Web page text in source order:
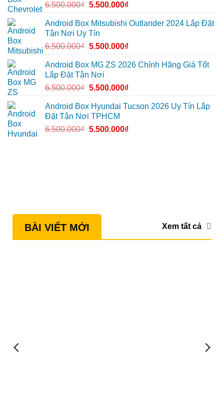
Đức
vì
màn
zin
giới
6.500.000₫ 5.500.000₫
Android Box Mitsubishi Outlander 2024 Lắp Đặt
Tận Nơi Uy Tín
6.500.000₫ 5.500.000₫
Android Box MG ZS 2026 Chính Hãng Giá Tốt
Lắp Đặt Tận Nơi
6.500.000₫ 5.500.000₫
Android Box Hyundai Tucson 2026 Uy Tín Lắp
Đặt Tận Nơi TPHCM
6.500.000₫ 5.500.000₫
BÀI VIẾT MỚI Xem tất cả